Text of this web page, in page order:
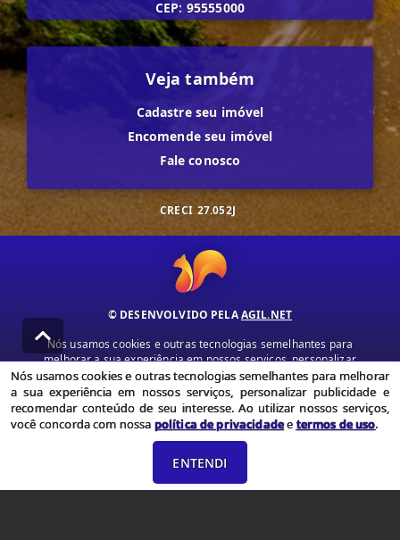
CEP: 95555000
Veja também
Cadastre seu imóvel
Encomende seu imóvel
Fale conosco
CRECI 27.052J
© DESENVOLVIDO PELAAGIL.NET
Nós usamos cookies e outras tecnologias semelhantes para
melhorar a sua experiência em nossos serviços, personalizar
publicidade e recomendar conteúdo de seu interesse. Ao utilizar
nossos serviços, você concorda com nossa política de privacidade e
termos de uso.
Política de Privacidade Termos de uso
Nós usamos cookies e outras tecnologias semelhantes para melhorar
a sua experiência em nossos serviços, personalizar publicidade e
recomendar conteúdo de seu interesse. Ao utilizar nossos serviços,
você concorda com nossa política de privacidadeetermos de uso.
ENTENDI